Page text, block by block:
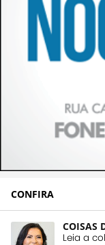
CONFIRA
COISAS
Leia a